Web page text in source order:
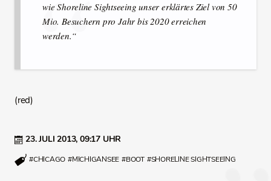
23. JULI 2013, 09:17 UHR
#CHICAGO #MICHIGANSEE #BOOT #SHORELINE SIGHTSEEING
wie Shoreline Sightseeing unser erklärtes Ziel von 50
Mio. Besuchern pro Jahr bis 2020 erreichen
werden.“
(red)